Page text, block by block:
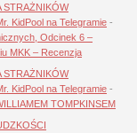
STRAŻNIKÓW
KidPool na Telegramie -
Odcinek 6 –
MKK – Recenzja
STRAŻNIKÓW
KidPool na Telegramie -
TOMPKINSEM